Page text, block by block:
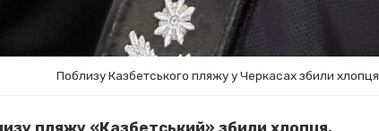
Поблизу Казбетського пляжу у Черкасах збили хлопця
пляжу «Казбетський» збили хлопця.